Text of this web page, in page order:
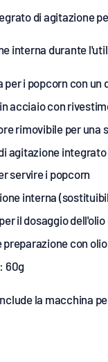
di agitazione
interna durante
per i popcorn con un
acciaio con
rimovibile per una
agitazione
servire i popcorn
interna
il dosaggio
preparazione con
60g
la macchina